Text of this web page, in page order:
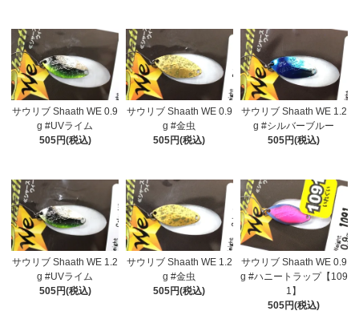
サウリブ Shaath WE 0.9
g #UVライム
505円(税込)
サウリブ Shaath WE 0.9
g #金虫
505円(税込)
サウリブ Shaath WE 1.2
g #シルバーブルー
505円(税込)
サウリブ Shaath WE 1.2
g #UVライム
505円(税込)
サウリブ Shaath WE 1.2
g #金虫
505円(税込)
サウリブ Shaath WE 0.9
g #ハニートラップ【109
1】
505円(税込)